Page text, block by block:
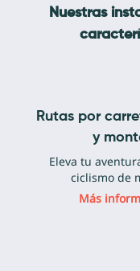
Nuestras
Rutas por
y
Eleva tu
ciclismo de
Más